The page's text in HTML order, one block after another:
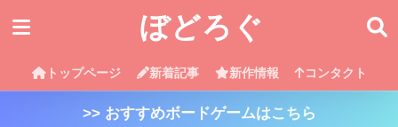
ぼどろぐ
トップページ 新着記事 新作情報 コンタクト
>> おすすめボードゲームはこちら